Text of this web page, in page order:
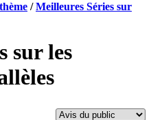
/Meilleures Séries sur
sur les